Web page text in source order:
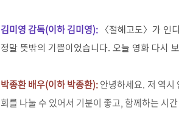
김미영 감독(이하 김미영): 〈절해고도〉가 인
정말뜻밖의 기쁨이었습니다. 오늘 영화 다시
박종환 배우(이하 박종환):안녕하세요. 저 역시
회를 나눌 수 있어서 기분이 좋고, 함께하는 시